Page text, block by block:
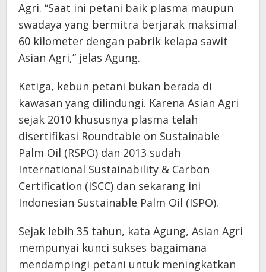
Agri. “Saat ini petani baik plasma maupun
swadaya yang bermitra berjarak maksimal
60 kilometer dengan pabrik kelapa sawit
Asian Agri,” jelas Agung.
Ketiga, kebun petani bukan berada di
kawasan yang dilindungi. Karena Asian Agri
sejak 2010 khususnya plasma telah
disertifikasi Roundtable on Sustainable
Palm Oil (RSPO) dan 2013 sudah
International Sustainability & Carbon
Certification (ISCC) dan sekarang ini
Indonesian Sustainable Palm Oil (ISPO).
Sejak lebih 35 tahun, kata Agung, Asian Agri
mempunyai kunci sukses bagaimana
mendampingi petani untuk meningkatkan